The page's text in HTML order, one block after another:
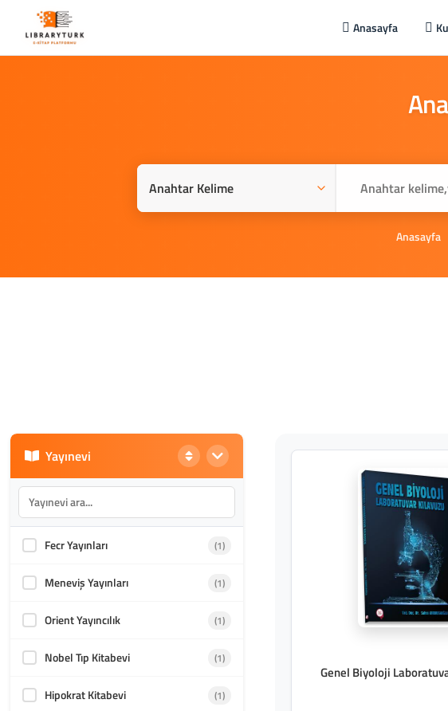
Anasayfa
Anasayfa
Yayınevi
Fecr Yayınları (1)
Meneviş Yayınları (1)
Orient Yayıncılık (1)
Nobel Tıp Kitabevi (1)
Hipokrat Kitabevi (1)
Genel Biyoloji